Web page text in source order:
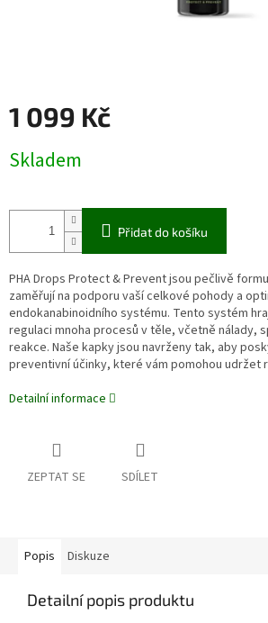
1 099 Kč
cena:
Skladem
Přidat do košíku
PHA Drops Protect & Prevent jsou pečlivě
zaměřují na podporu vaší celkové pohody a
endokanabinoidního systému. Tento systém
regulaci mnoha procesů v těle, včetně nálady,
reakce. Naše kapky jsou navrženy tak, aby
preventivní účinky, které vám pomohou udržet
Detailní informace
ZEPTAT SE SDÍLET
Popis Diskuze
Detailní popis produktu